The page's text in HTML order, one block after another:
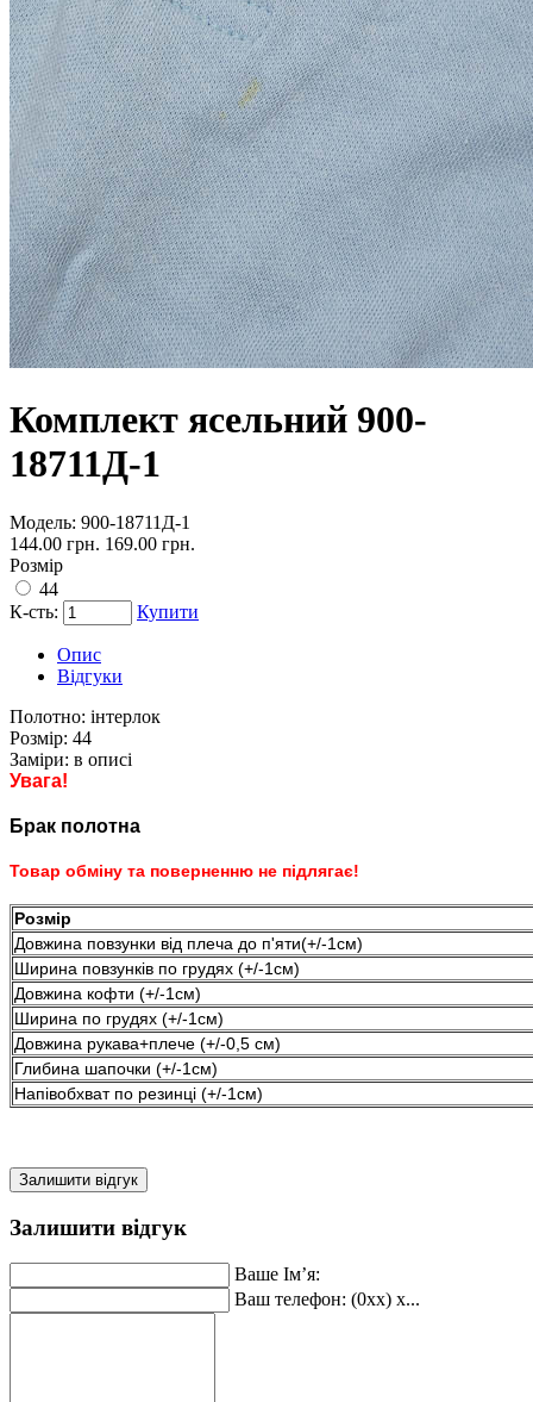
Комплект ясельний 900-
18711Д-1
Модель: 900-18711Д-1
144.00 грн. 169.00 грн.
Розмір
44
К-сть:
Купити
Опис
Відгуки
Полотно: інтерлок
Розмір: 44
Заміри: в описі
Увага!
Брак полотна
Товар обміну та поверненню не підлягає!
Розмір
Довжина повзунки від плеча до п'яти(+/-1см)
Ширина повзунків по грудях (+/-1см)
Довжина кофти (+/-1см)
Ширина по грудях (+/-1см)
Довжина рукава+плече (+/-0,5 см)
Глибина шапочки (+/-1см)
Напівобхват по резинці (+/-1см)
Залишити відгук
Залишити відгук
Ваше Ім’я:
Ваш телефон: (0xx) x...